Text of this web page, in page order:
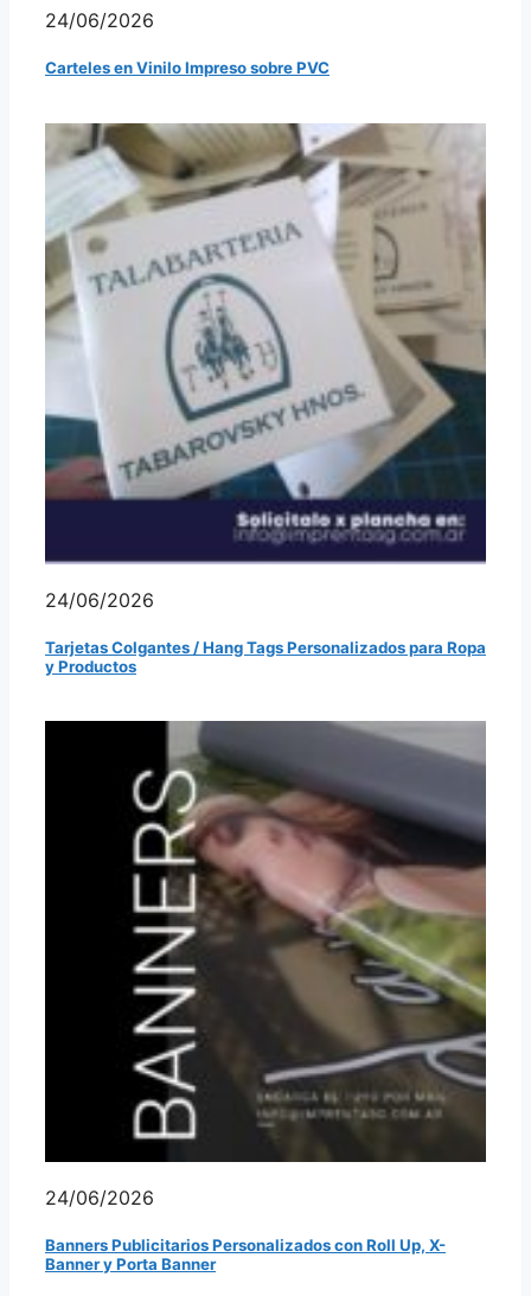
24/06/2026
Carteles en Vinilo Impreso sobre PVC
24/06/2026
Tarjetas Colgantes / Hang Tags Personalizados para Ropa
y Productos
24/06/2026
Banners Publicitarios Personalizados con Roll Up, X-
Banner y Porta Banner